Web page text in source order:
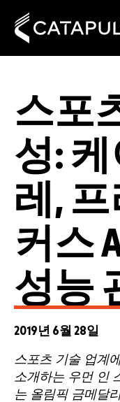
스포
성:
레,
커스
성능
2019년 6월 28일
스포츠 기술 업계
소개하는 우먼 인
는 올림픽 금메달